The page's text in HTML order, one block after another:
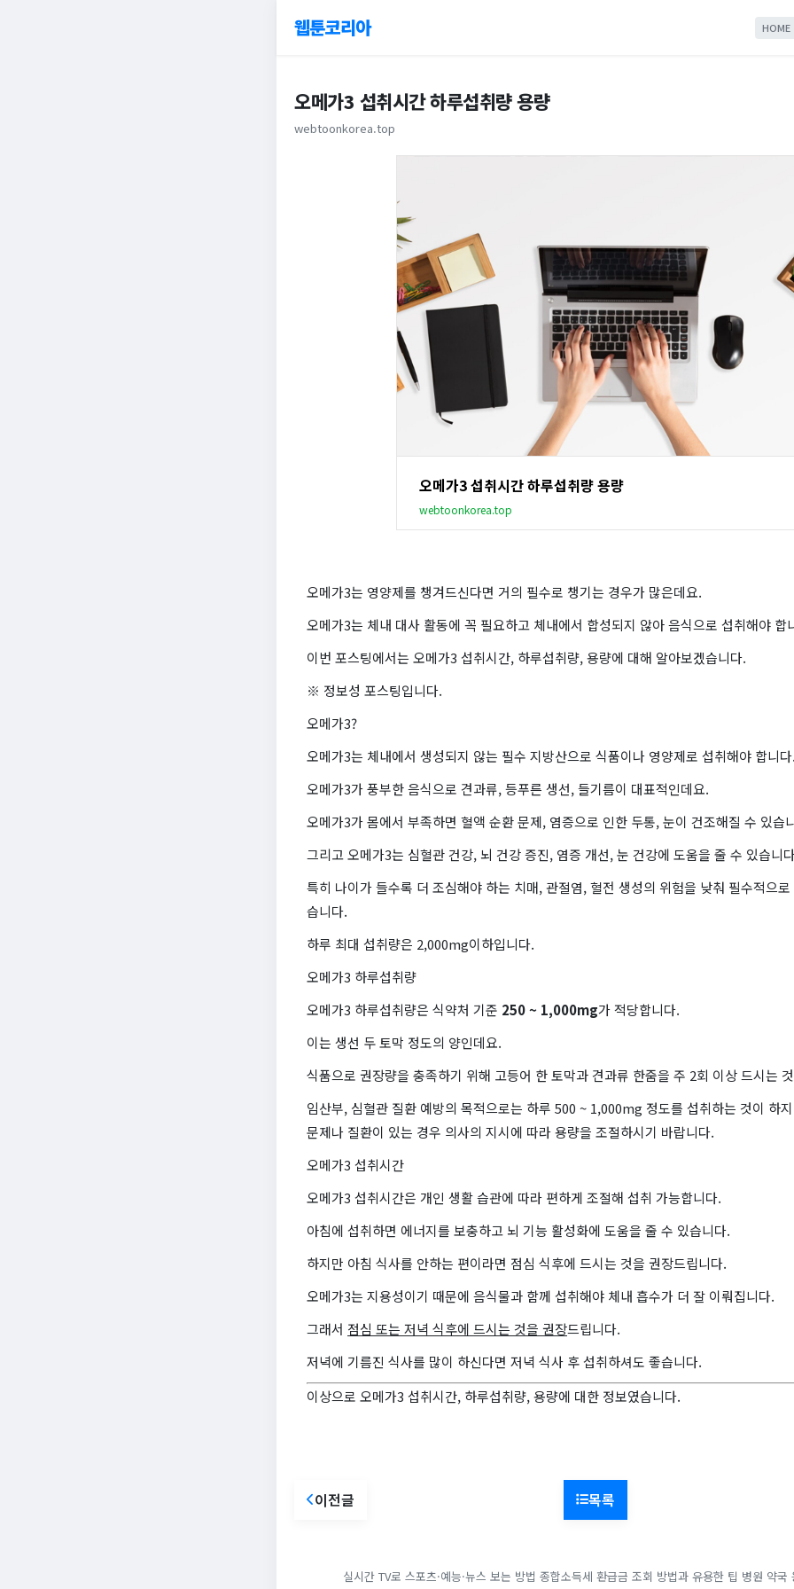
웹툰코리아 HOME
오메가3 섭취시간 하루섭취량 용량
webtoonkorea.top
오메가3 섭취시간 하루섭취량 용량
webtoonkorea.top
오메가3는 영양제를 챙겨드신다면 거의 필수로 챙기는 경우가 많은데요.
오메가3는 체내 대사 활동에 꼭 필요하고 체내에서 합성되지 않아 음식으로 섭취해야 합
이번 포스팅에서는 오메가3 섭취시간, 하루섭취량, 용량에 대해 알아보겠습니다.
※ 정보성 포스팅입니다.
오메가3?
오메가3는 체내에서 생성되지 않는 필수 지방산으로 식품이나 영양제로 섭취해야 합니다.
오메가3가 풍부한 음식으로 견과류, 등푸른 생선, 들기름이 대표적인데요.
오메가3가 몸에서 부족하면 혈액 순환 문제, 염증으로 인한 두통, 눈이 건조해질 수 있습
그리고 오메가3는 심혈관 건강, 뇌 건강 증진, 염증 개선, 눈 건강에 도움을 줄 수 있습니
특히 나이가 들수록 더 조심해야 하는 치매, 관절염, 혈전 생성의 위험을 낮춰 필수적으
습니다.
하루 최대 섭취량은 2,000mg이하입니다.
오메가3 하루섭취량
오메가3 하루섭취량은 식약처 기준 250 ~ 1,000mg가 적당합니다.
이는 생선 두 토막 정도의 양인데요.
식품으로 권장량을 충족하기 위해 고등어 한 토막과 견과류 한줌을 주 2회 이상 드시는
임산부, 심혈관 질환 예방의 목적으로는 하루 500 ~ 1,000mg 정도를 섭취하는 것이 하
문제나 질환이 있는 경우 의사의 지시에 따라 용량을 조절하시기 바랍니다.
오메가3 섭취시간
오메가3 섭취시간은 개인 생활 습관에 따라 편하게 조절해 섭취 가능합니다.
아침에 섭취하면 에너지를 보충하고 뇌 기능 활성화에 도움을 줄 수 있습니다.
하지만 아침 식사를 안하는 편이라면 점심 식후에 드시는 것을 권장드립니다.
오메가3는 지용성이기 때문에 음식물과 함께 섭취해야 체내 흡수가 더 잘 이뤄집니다.
그래서 점심 또는 저녁 식후에 드시는 것을 권장드립니다.
저녁에 기름진 식사를 많이 하신다면 저녁 식사 후 섭취하셔도 좋습니다.
이상으로 오메가3 섭취시간, 하루섭취량, 용량에 대한 정보였습니다.
이전글 목록
실시간 TV로 스포츠·예능·뉴스 보는 방법 종합소득세 환급금 조회 방법과 유용한 팁 병원 약국